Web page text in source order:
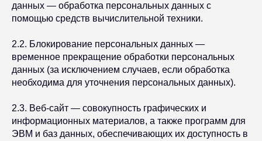
данных — обработка персональных данных с
помощью средств вычислительной техники.
2.2. Блокирование персональных данных —
временное прекращение обработки персональных
данных (за исключением случаев, если обработка
необходима для уточнения персональных данных).
2.3. Веб-сайт — совокупность графических и
информационных материалов, а также программ для
ЭВМ и баз данных, обеспечивающих их доступность в